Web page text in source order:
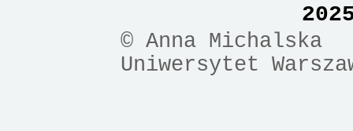
© Anna Michalska
Uniwersytet